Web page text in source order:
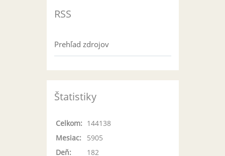
RSS
Prehľad zdrojov
Štatistiky
Celkom: 144138
Mesiac:
5905
Deň:
182